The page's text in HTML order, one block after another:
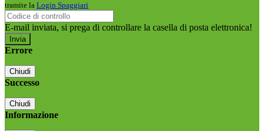
tramite la Login Spaggiari
E-mail inviata, si prega di controllare la casella di posta elettronica!
Errore
Chiudi
Successo
Chiudi
Informazione